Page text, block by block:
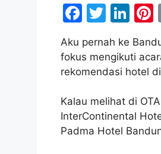
F
c
e
o
o
T
itt
er
Li
k
e
n
e
Aku pernah ke
fokus mengikuti
rekomendasi hotel
Kalau melihat di
InterContinental
Padma Hotel